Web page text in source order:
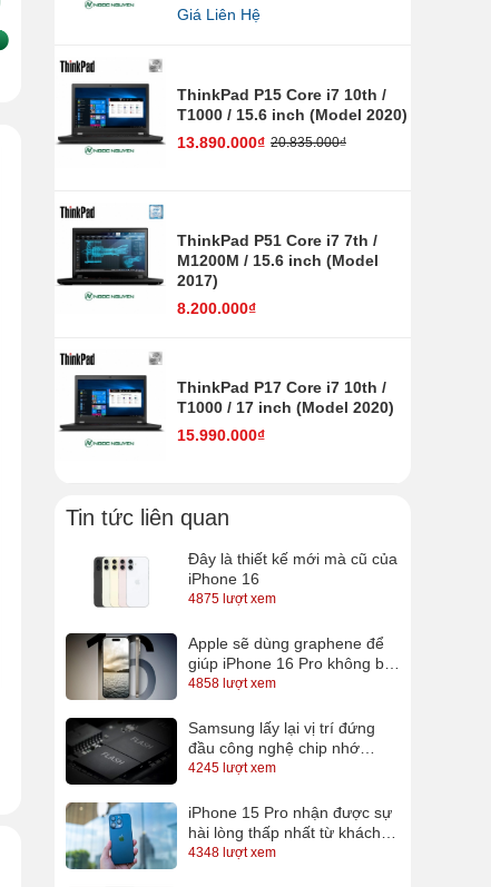
Giá Liên Hệ
ThinkPad P15 Core i7 10th /
T1000 / 15.6 inch (Model 2020)
13.890.000₫ 20.835.000₫
ThinkPad P51 Core i7 7th /
M1200M / 15.6 inch (Model
2017)
8.200.000₫
ThinkPad P17 Core i7 10th /
T1000 / 17 inch (Model 2020)
15.990.000₫
Tin tức liên quan
Đây là thiết kế mới mà cũ của
iPhone 16
4875 lượt xem
Apple sẽ dùng graphene để
giúp iPhone 16 Pro không bị
nóng?
4858 lượt xem
Samsung lấy lại vị trí đứng
đầu công nghệ chip nhớ
QLC, sắp có SSD 16TB cho
4245 lượt xem
iPhone 15 Pro nhận được sự
hài lòng thấp nhất từ khách
hàng
4348 lượt xem